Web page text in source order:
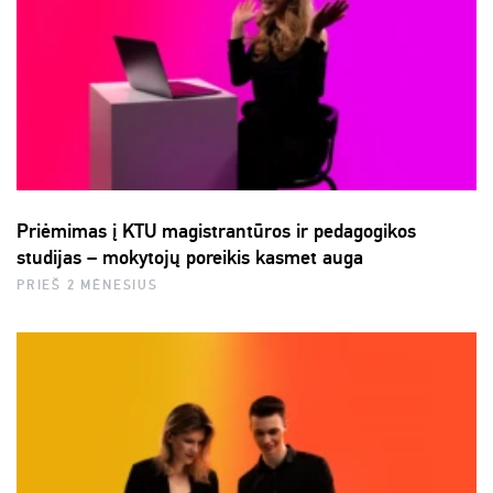
Priėmimas į KTU magistrantūros ir pedagogikos
studijas – mokytojų poreikis kasmet auga
PRIEŠ 2 MĖNESIUS